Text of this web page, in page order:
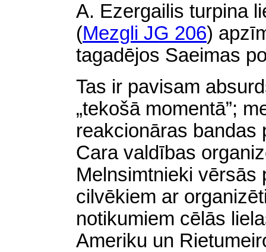
A. Ezergailis turpina
(Mezgli JG 206)
tagadējos Saeimas
Tas ir pavisam
„tekošā momentā”;
reakcionāras bandas
Cara valdības
Melnsimtnieki vērsās
cilvēkiem ar
notikumiem cēlās
Ameriku un